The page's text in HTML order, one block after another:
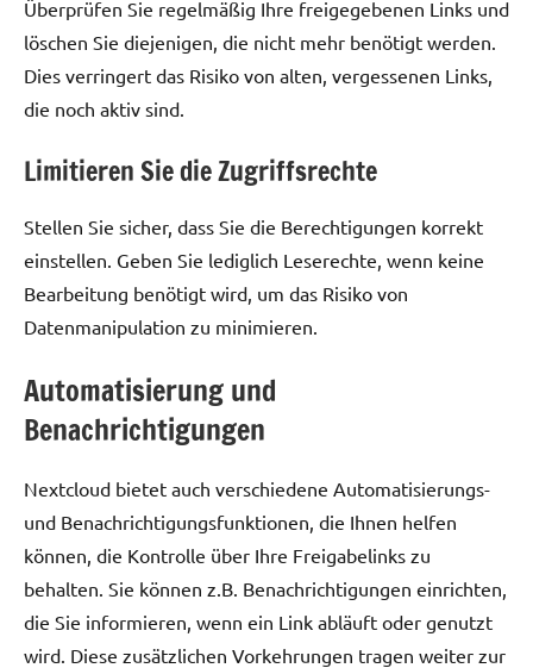
Überprüfen Sie regelmäßig Ihre freigegebenen Links und
löschen Sie diejenigen, die nicht mehr benötigt werden.
Dies verringert das Risiko von alten, vergessenen Links,
die noch aktiv sind.
Limitieren Sie die Zugriffsrechte
Stellen Sie sicher, dass Sie die Berechtigungen korrekt
einstellen. Geben Sie lediglich Leserechte, wenn keine
Bearbeitung benötigt wird, um das Risiko von
Datenmanipulation zu minimieren.
Automatisierung und
Benachrichtigungen
Nextcloud bietet auch verschiedene Automatisierungs-
und Benachrichtigungsfunktionen, die Ihnen helfen
können, die Kontrolle über Ihre Freigabelinks zu
behalten. Sie können z.B. Benachrichtigungen einrichten,
die Sie informieren, wenn ein Link abläuft oder genutzt
wird. Diese zusätzlichen Vorkehrungen tragen weiter zur